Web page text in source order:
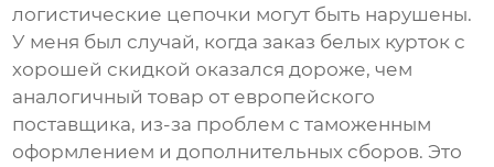
логистические цепочки могут быть нарушены.
У меня был случай, когда заказ белых курток с
хорошей скидкой оказался дороже, чем
аналогичный товар от европейского
поставщика, из-за проблем с таможенным
оформлением и дополнительных сборов. Это